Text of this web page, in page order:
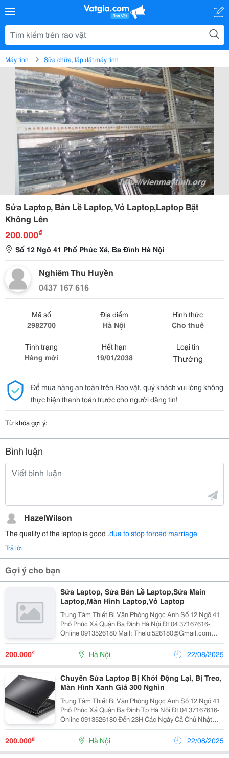
Máy tính Sửa chữa, lắp đặt máy tính
Sửa Laptop, Bản Lề Laptop, Vỏ Laptop,Laptop Bật
Không Lên
200.000₫
Số 12 Ngõ 41 Phố Phúc Xá, Ba Đình Hà Nội
Nghiêm Thu Huyền
0437 167 616
Mã số
2982700
Địa điểm
Hà Nội
Hình thức
Cho thuê
Tình trạng
Hàng mới
Hết hạn
19/01/2038
Loại tin
Thường
Để mua hàng an toàn trên Rao vặt, quý khách vui lòng không
thực hiện thanh toán trước cho người đăng tin!
Từ khóa gợi ý:
Bình luận
HazelWilson
The quality of the laptop is good .dua to stop forced marriage
Trả lời
Gợi ý cho bạn
Sửa Laptop, Sửa Bản Lề Laptop,Sửa Main
Laptop,Màn Hình Laptop,Vỏ Laptop
Trung Tâm Thiết Bị Văn Phòng Ngọc Anh Số 12 Ngõ 41
Phố Phúc Xá Quận Ba Đình Hà Nội Đt 04 37167616-
Online 0913526180 Mail: Theloi526180@Gmail.com
Quý Khách Lưu Ý :Có Nhiều Nơi Sao Chép Lại Nội Dung
Này ,Nhưng Đã Bị Đôn Giá Trung Tâm Ch
200.000₫ Hà Nội 22/08/2025
Chuyên Sửa Laptop Bị Khởi Động Lại, Bị Treo,
Màn Hình Xanh Giá 300 Nghìn
Trung Tâm Thiết Bị Văn Phòng Ngọc Anh Số 12 Ngõ 41
Phố Phúc Xá Quận Ba Đình Tp Hà Nội Đt 04 37167616-
Online 0913526180 Đến 23H Các Ngày Cả Chủ Nhật
Mail: Theloi526180@Gmail.com Quý Khách Lưu Ý : Có
Nhiều Nơi Sao Chép Lại Nội Dung Này
200.000₫ Hà Nội 22/08/2025